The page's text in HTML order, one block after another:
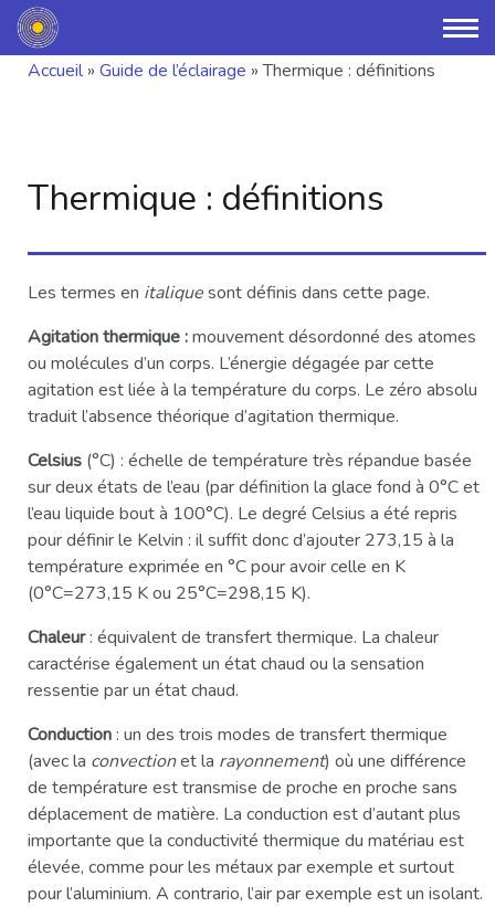
Accueil» Guide de l’éclairage »Thermique : définitions
Thermique : définitions
Les termes en italiquesont définis dans cette page.
Agitation thermique :mouvement désordonné des atomes
ou molécules d’un corps. L’énergie dégagée par cette
agitation est liée à la température du corps. Le zéro absolu
traduit l’absence théorique d’agitation thermique.
Celsius (°C) : échelle de température très répandue basée
sur deux états de l’eau (par définition la glace fond à 0°C et
l’eau liquide bout à 100°C). Le degré Celsius a été repris
pour définir le Kelvin : il suffit donc d’ajouter 273,15 à la
température exprimée en °C pour avoir celle en K
(0°C=273,15 K ou 25°C=298,15 K).
Chaleur: équivalent de transfert thermique. La chaleur
caractérise également un état chaud ou la sensation
ressentie par un état chaud.
Conduction: un des trois modes de transfert thermique
(avec la convectionet la rayonnement) où une différence
de température est transmise de proche en proche sans
déplacement de matière. La conduction est d’autant plus
importante que la conductivité thermique du matériau est
élevée, comme pour les métaux par exemple et surtout
pour l’aluminium. A contrario, l’air par exemple est un isolant.